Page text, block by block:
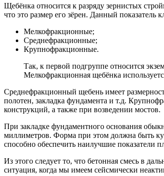
Щебёнка относится к разряду зернистых
что это размер его зёрен. Данный показатель
Мелкофракционные;
Среднефракционные;
Крупнофракционные.
Так, к первой подгруппе относится
Мелкофракционная щебёнка
Среднефракционный щебень имеет
полотен, закладка фундамента и т.д.
конструкций, а также при возведении мостов.
При закладке фундаментного основания
миллиметров. Форма при этом должна быть
способно обеспечить наилучшие показатели
Из этого следует то, что бетонная смесь в
ситуация, когда мы имеем сейсмически